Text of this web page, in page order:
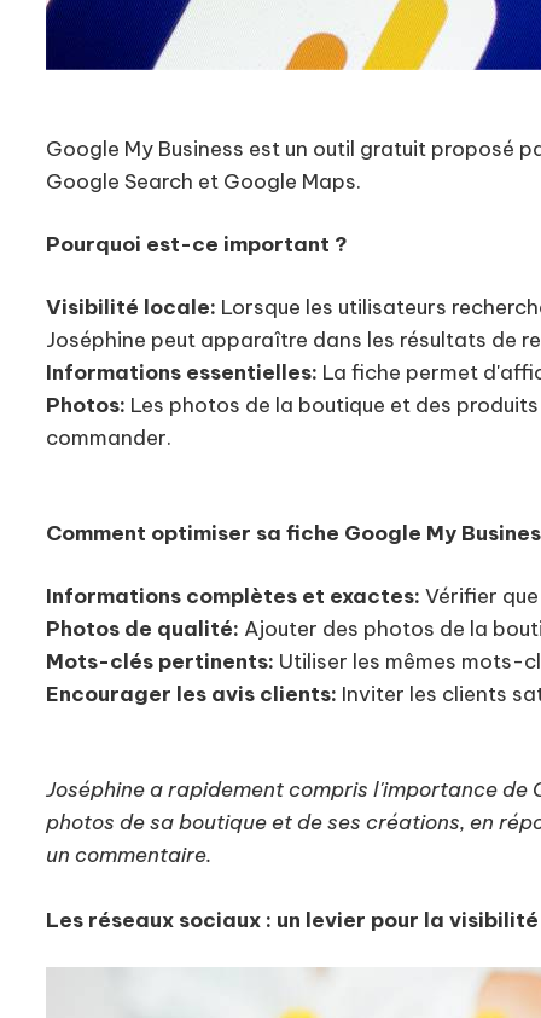
Google My Business est un outil gratuit proposé
Google Search et Google Maps.
Pourquoi est-ce important ?
Visibilité locale: Lorsque les utilisateurs
Joséphine peut apparaître dans les résultats de
Informations essentielles: La fiche permet
Photos: Les photos de la boutique et des
commander.
Comment optimiser sa fiche Google My
Informations complètes et exactes: Vérifier
Photos de qualité: Ajouter des photos de la
Mots-clés pertinents: Utiliser les mêmes mots-
Encourager les avis clients: Inviter les clients
Joséphine a rapidement compris l'importance de
photos de sa boutique et de ses créations, en
un commentaire.
Les réseaux sociaux : un levier pour la visibilité